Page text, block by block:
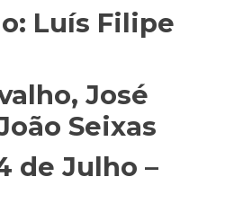
Luís Filipe
José
Seixas
de Julho –